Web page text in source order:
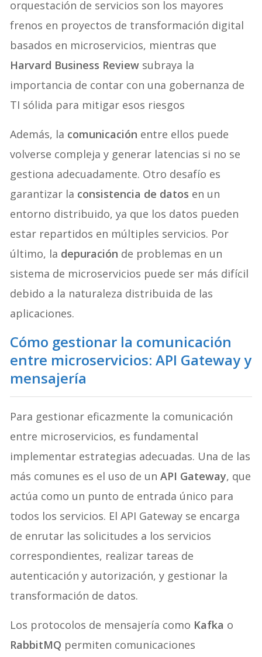
orquestación de servicios son los mayores
frenos en proyectos de transformación digital
basados en microservicios, mientras que
Harvard Business Review subraya la
importancia de contar con una gobernanza de
TI sólida para mitigar esos riesgos
Además, la comunicación entre ellos puede
volverse compleja y generar latencias si no se
gestiona adecuadamente. Otro desafío es
garantizar la consistencia de datos en un
entorno distribuido, ya que los datos pueden
estar repartidos en múltiples servicios. Por
último, la depuración de problemas en un
sistema de microservicios puede ser más difícil
debido a la naturaleza distribuida de las
aplicaciones.
Cómo gestionar la comunicación
entre microservicios: API Gateway y
mensajería
Para gestionar eficazmente la comunicación
entre microservicios, es fundamental
implementar estrategias adecuadas. Una de las
más comunes es el uso de unAPI Gateway, que
actúa como un punto de entrada único para
todos los servicios. El API Gateway se encarga
de enrutar las solicitudes a los servicios
correspondientes, realizar tareas de
autenticación y autorización, y gestionar la
transformación de datos.
Los protocolos de mensajería como Kafka o
RabbitMQ permiten comunicaciones